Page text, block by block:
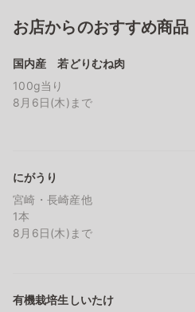
お店からのおすすめ商品
国内産 若どりむね肉
100g当り
8月6日(木)まで
にがうり
宮崎・長崎産他
1本
8月6日(木)まで
有機栽培生しいたけ